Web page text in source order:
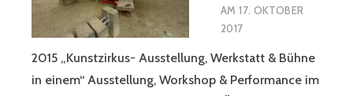
AM17. OKTOBER
2017
2015 „Kunstzirkus- Ausstellung, Werkstatt & Bühne
in einem“ Ausstellung, Workshop & Performance im